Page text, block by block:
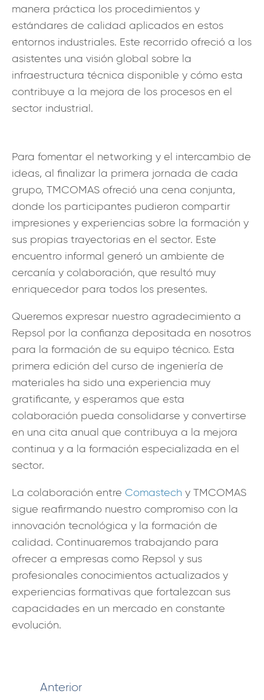
manera práctica los procedimientos y
estándares de calidad aplicados en estos
entornos industriales. Este recorrido ofreció a los
asistentes una visión global sobre la
infraestructura técnica disponible y cómo esta
contribuye a la mejora de los procesos en el
sector industrial.
Para fomentar el networking y el intercambio de
ideas, al finalizar la primera jornada de cada
grupo, TMCOMAS ofreció una cena conjunta,
donde los participantes pudieron compartir
impresiones y experiencias sobre la formación y
sus propias trayectorias en el sector. Este
encuentro informal generó un ambiente de
cercanía y colaboración, que resultó muy
enriquecedor para todos los presentes.
Queremos expresar nuestro agradecimiento a
Repsol por la confianza depositada en nosotros
para la formación de su equipo técnico. Esta
primera edición del curso de ingeniería de
materiales ha sido una experiencia muy
gratificante, y esperamos que esta
colaboración pueda consolidarse y convertirse
en una cita anual que contribuya a la mejora
continua y a la formación especializada en el
sector.
La colaboración entre Comastech y TMCOMAS
sigue reafirmando nuestro compromiso con la
innovación tecnológica y la formación de
calidad. Continuaremos trabajando para
ofrecer a empresas como Repsol y sus
profesionales conocimientos actualizados y
experiencias formativas que fortalezcan sus
capacidades en un mercado en constante
evolución.
Anterior